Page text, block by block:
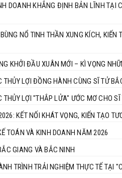
DOANH KHẲNG ĐỊNH BẢN LĨNH TẠI
NỔ TINH THẦN XUNG KÍCH,
KHỞI ĐẦU XUÂN MỚI – KÌ VỌNG
LỢI ĐỒNG HÀNH CÙNG SĨ TỬ
LỢI "THẮP LỬA" ƯỚC MƠ CHO
KẾT NỐI KHÁT VỌNG, KIẾN TẠO
TOÁN VÀ KINH DOANH NĂM 2026
GIANG VÀ BẮC NINH
TRÌNH TRẢI NGHIỆM THỰC TẾ TẠI